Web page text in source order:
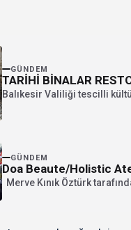
GÜNDEM
TARİHİ BİNALAR
Balıkesir Valiliği tescilli
GÜNDEM
Doa Beaute/Holistic
Merve Kınık Öztürk